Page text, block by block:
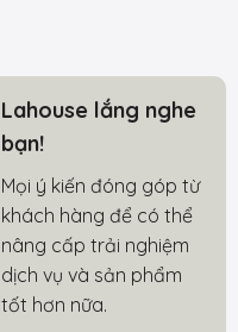
Lahouse lắng nghe
bạn!
Mọi ý kiến đóng góp từ
khách hàng để có thể
nâng cấp trải nghiệm
dịch vụ và sản phẩm
tốt hơn nữa.